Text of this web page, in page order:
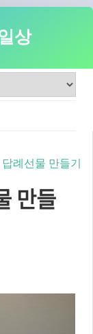
상
례선물 만들기
만들